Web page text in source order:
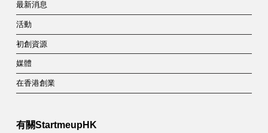
最新消息
活動
初創資源
媒體
在香港創業
有關StartmeupHK